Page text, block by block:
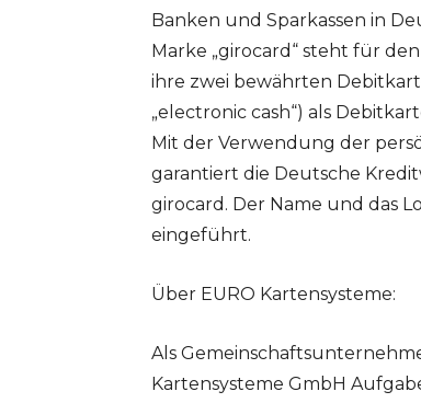
Banken und Sparkassen in
Marke „girocard“ steht für
ihre zwei bewährten
„electronic cash“) als
Mit der Verwendung der
garantiert die Deutsche
girocard. Der Name und das
eingeführt.
Über EURO Kartensysteme:
Als
Kartensysteme GmbH